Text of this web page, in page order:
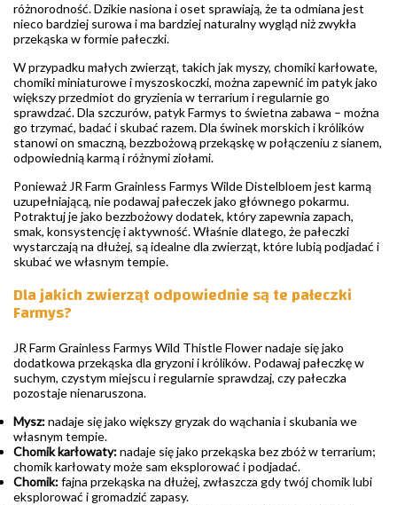
różnorodność. Dzikie nasiona i oset sprawiają, że ta odmiana jest
nieco bardziej surowa i ma bardziej naturalny wygląd niż zwykła
przekąska w formie pałeczki.
W przypadku małych zwierząt, takich jak myszy, chomiki karłowate,
chomiki miniaturowe i myszoskoczki, można zapewnić im patyk jako
większy przedmiot do gryzienia w terrarium i regularnie go
sprawdzać. Dla szczurów, patyk Farmys to świetna zabawa – można
go trzymać, badać i skubać razem. Dla świnek morskich i królików
stanowi on smaczną, bezzbożową przekąskę w połączeniu z sianem,
odpowiednią karmą i różnymi ziołami.
Ponieważ JR Farm Grainless Farmys Wilde Distelbloem jest karmą
uzupełniającą, nie podawaj pałeczek jako głównego pokarmu.
Potraktuj je jako bezzbożowy dodatek, który zapewnia zapach,
smak, konsystencję i aktywność. Właśnie dlatego, że pałeczki
wystarczają na dłużej, są idealne dla zwierząt, które lubią podjadać i
skubać we własnym tempie.
Dla jakich zwierząt odpowiednie są te pałeczki
Farmys?
JR Farm Grainless Farmys Wild Thistle Flower nadaje się jako
dodatkowa przekąska dla gryzoni i królików. Podawaj pałeczkę w
suchym, czystym miejscu i regularnie sprawdzaj, czy pałeczka
pozostaje nienaruszona.
Mysz:nadaje się jako większy gryzak do wąchania i skubania we
własnym tempie.
Chomik karłowaty:nadaje się jako przekąska bez zbóż w terrarium;
chomik karłowaty może sam eksplorować i podjadać.
Chomik:fajna przekąska na dłużej, zwłaszcza gdy twój chomik lubi
eksplorować i gromadzić zapasy.